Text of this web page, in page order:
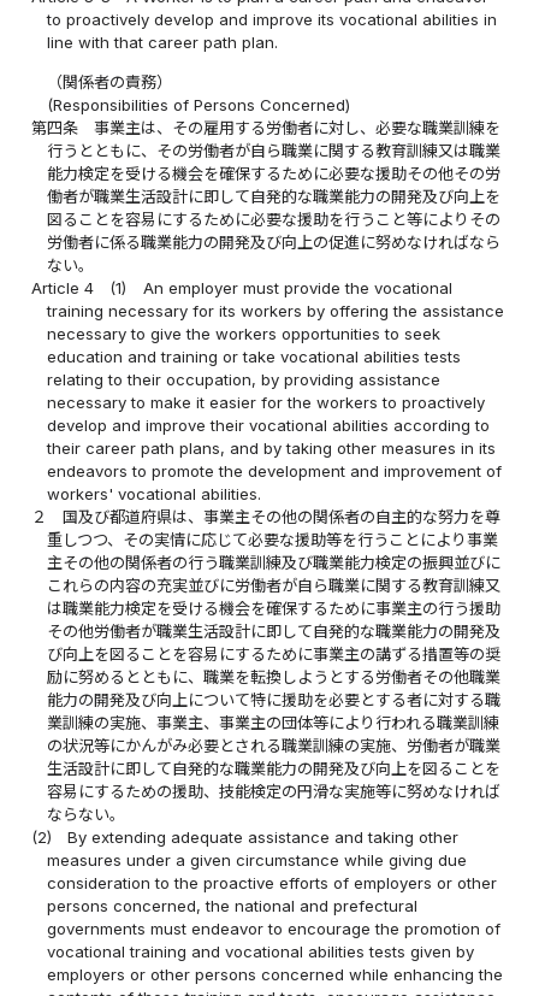
to proactively develop and improve its vocational abilities in
line with that career path plan.
（関係者の責務）
(Responsibilities of Persons Concerned)
第四条
事業主は、その雇用する労働者に対し、必要な職業訓練を
行うとともに、その労働者が自ら職業に関する教育訓練又は職業
能力検定を受ける機会を確保するために必要な援助その他その労
働者が職業生活設計に即して自発的な職業能力の開発及び向上を
図ることを容易にするために必要な援助を行うこと等によりその
労働者に係る職業能力の開発及び向上の促進に努めなければなら
ない。
Article 4
(1)
An employer must provide the vocational
training necessary for its workers by offering the assistance
necessary to give the workers opportunities to seek
education and training or take vocational abilities tests
relating to their occupation, by providing assistance
necessary to make it easier for the workers to proactively
develop and improve their vocational abilities according to
their career path plans, and by taking other measures in its
endeavors to promote the development and improvement of
workers' vocational abilities.
２
国及び都道府県は、事業主その他の関係者の自主的な努力を尊
重しつつ、その実情に応じて必要な援助等を行うことにより事業
主その他の関係者の行う職業訓練及び職業能力検定の振興並びに
これらの内容の充実並びに労働者が自ら職業に関する教育訓練又
は職業能力検定を受ける機会を確保するために事業主の行う援助
その他労働者が職業生活設計に即して自発的な職業能力の開発及
び向上を図ることを容易にするために事業主の講ずる措置等の奨
励に努めるとともに、職業を転換しようとする労働者その他職業
能力の開発及び向上について特に援助を必要とする者に対する職
業訓練の実施、事業主、事業主の団体等により行われる職業訓練
の状況等にかんがみ必要とされる職業訓練の実施、労働者が職業
生活設計に即して自発的な職業能力の開発及び向上を図ることを
容易にするための援助、技能検定の円滑な実施等に努めなければ
ならない。
(2)
By extending adequate assistance and taking other
measures under a given circumstance while giving due
consideration to the proactive efforts of employers or other
persons concerned, the national and prefectural
governments must endeavor to encourage the promotion of
vocational training and vocational abilities tests given by
employers or other persons concerned while enhancing the